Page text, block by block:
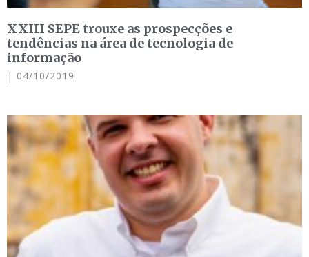
XXIII SEPE trouxe as prospecções e
tendências na área de tecnologia de
informação
04/10/2019